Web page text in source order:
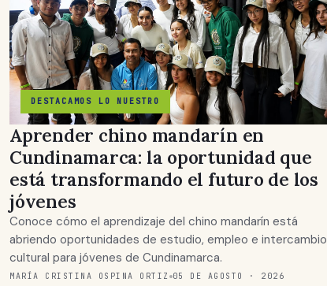
DESTACAMOS LO NUESTRO
Aprender chino mandarín en
Cundinamarca: la oportunidad que
está transformando el futuro de los
jóvenes
Conoce cómo el aprendizaje del chino mandarín está
abriendo oportunidades de estudio, empleo e intercambio
cultural para jóvenes de Cundinamarca.
MARÍA CRISTINA OSPINA ORTIZ 05 DE AGOSTO · 2026